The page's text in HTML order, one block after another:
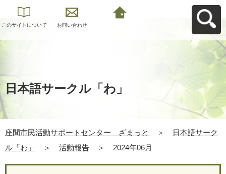
このサイトについて お問い合わせ
日本語サークル「わ」
座間市民活動サポートセンター ざまっと ＞
日本語サーク
ル「わ」
＞ 活動報告 ＞ 2024年06月